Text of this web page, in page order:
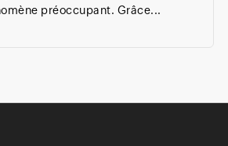
préoccupant. Grâce...